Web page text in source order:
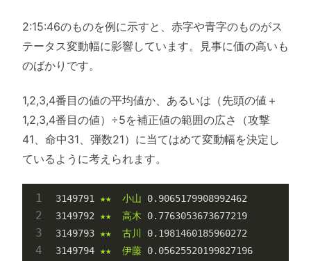
2:15:46のものを例に示すと、赤字や青字のものがス
テータス変動幅に影響しています。見事に価の高いも
のばかりです。
1,2,3,4番目の値の平均値か、あるいは（先頭の値＋
1,2,3,4番目の値）÷5を補正値の範囲の広さ（攻撃
41、命中31、弾数21）に当てはめて変動幅を決定し
ているように考えられます。
3149791 ★★ 小山
0.9065179908992462
3149792 ★★ 高木
0.7763053673677219
3149793 ★★ 古川
0.1981460185960272
3149794 ★★ 伊藤 0.05625520199827196